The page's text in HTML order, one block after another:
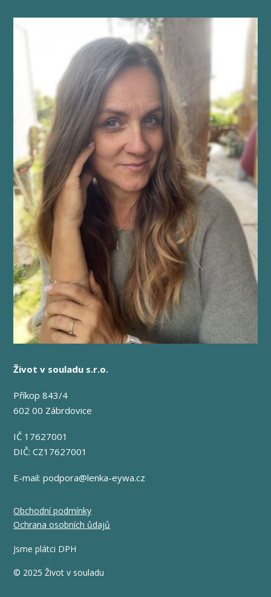
Život v souladu s.r.o.
Příkop 843/4
602 00 Zábrdovice
IČ 17627001
DIČ: CZ17627001
E-mail:podpora@lenka-eywa.cz
Obchodní podmínky
Ochrana osobních ůdajů
Jsme plátci DPH
© 2025 Život v souladu